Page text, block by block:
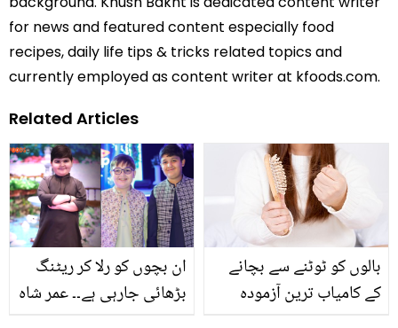
for news and featured content especially food
recipes, daily life tips & tricks related topics and
currently employed as content writer at kfoods.com.
Related Articles
ان بچوں کو رلا کر ریٹنگ
بڑھائی جارہی ہے۔۔ عمر شاہ
بالوں کو ٹوٹنے سے بچانے
کے کامیاب ترین آزمودہ